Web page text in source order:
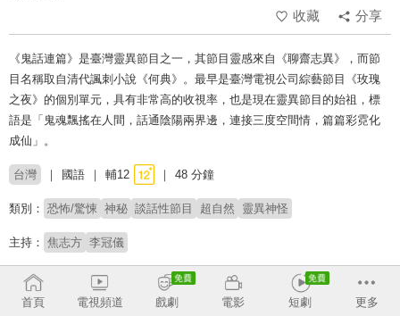
收藏
分享
《鬼話連篇》是臺灣靈異節目之一，其節目靈感來自《聊齋志異》，而節
目名稱取自清代諷刺小說《何典》。最早是臺灣電視公司綜藝節目《玫瑰
之夜》的個別單元，具有非常高的收視率，也是現在靈異節目的始祖，標
語是「鬼魂飄搖在人間，話通陰陽兩界邊，連接三度空間情，篇篇彩霓化
成仙」。
台灣 國語 輔12 48 分鐘
類別： 恐怖/驚悚 神秘 談話性節目 超自然 靈異神怪
主持： 焦志方 李冠儀
# 靈異 # 心理驚悚# 恐怖靈異 # 談話性節目 # 心驚膽跳 # 東方神怪
首頁 電視頻道 戲劇 電影 短劇 更多